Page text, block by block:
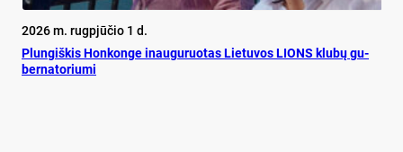
2026 m. rugpjūčio 1 d.
Plun­giš­kis Hon­kon­ge inau­gu­ruo­tas Lie­tu­vos LIONS klu­bų gu­
ber­na­to­riu­mi